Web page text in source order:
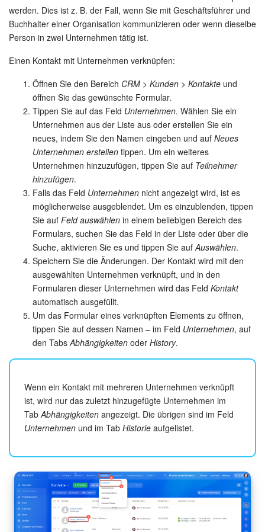
Websites
Wissensbasis
Videokonferenzen
Telefonie
Einstellungen
Bitrix24 Messenger
Allgemeine Fragen
On-Premise Version
KOSTENFREI STARTEN
LOGIN
werden. Dies ist z. B. der Fall, wenn Sie mit Geschäftsführer und
Buchhalter einer Organisation kommunizieren oder wenn dieselbe
Person in zwei Unternehmen tätig ist.
Einen Kontakt mit Unternehmen verknüpfen:
Öffnen Sie den Bereich CRM > Kunden > Kontakte und
öffnen Sie das gewünschte Formular.
Tippen Sie auf das Feld Unternehmen. Wählen Sie ein
Unternehmen aus der Liste aus oder erstellen Sie ein
neues, indem Sie den Namen eingeben und auf Neues
Unternehmen erstellen tippen. Um ein weiteres
Unternehmen hinzuzufügen, tippen Sie auf Teilnehmer
hinzufügen.
Falls das Feld Unternehmen nicht angezeigt wird, ist es
möglicherweise ausgeblendet. Um es einzublenden, tippen
Sie auf Feld auswählen in einem beliebigen Bereich des
Formulars, suchen Sie das Feld in der Liste oder über die
Suche, aktivieren Sie es und tippen Sie auf Auswählen.
Speichern Sie die Änderungen. Der Kontakt wird mit den
ausgewählten Unternehmen verknüpft, und in den
Formularen dieser Unternehmen wird das Feld Kontakt
automatisch ausgefüllt.
Um das Formular eines verknüpften Elements zu öffnen,
tippen Sie auf dessen Namen – im Feld Unternehmen, auf
den Tabs Abhängigkeiten oder History.
Wenn ein Kontakt mit mehreren Unternehmen verknüpft
ist, wird nur das zuletzt hinzugefügte Unternehmen im
Tab Abhängigkeiten angezeigt. Die übrigen sind im Feld
Unternehmen und im Tab Historie aufgelistet.